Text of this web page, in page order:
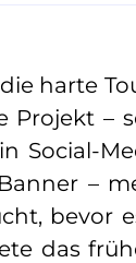
harte
Projekt –
Social-
–
bevor
das